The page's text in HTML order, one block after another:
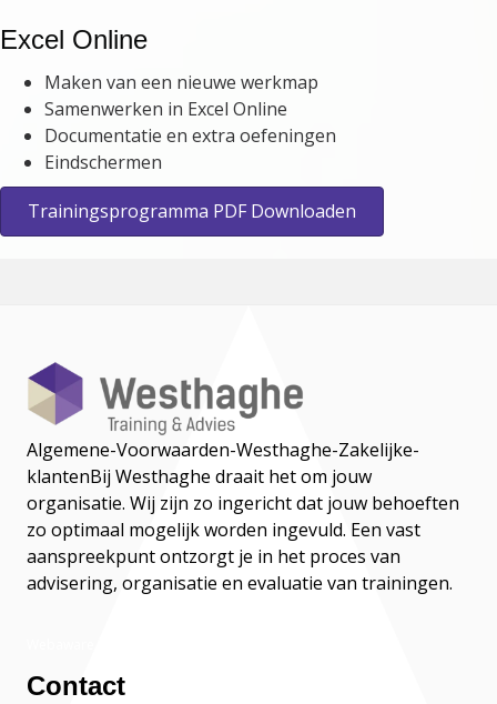
Excel Online
Maken van een nieuwe werkmap
Samenwerken in Excel Online
Documentatie en extra oefeningen
Eindschermen
Trainingsprogramma PDF Downloaden
Algemene-Voorwaarden-Westhaghe-Zakelijke-
klantenBij Westhaghe draait het om jouw
organisatie. Wij zijn zo ingericht dat jouw behoeften
zo optimaal mogelijk worden ingevuld. Een vast
aanspreekpunt ontzorgt je in het proces van
advisering, organisatie en evaluatie van trainingen.
Contact